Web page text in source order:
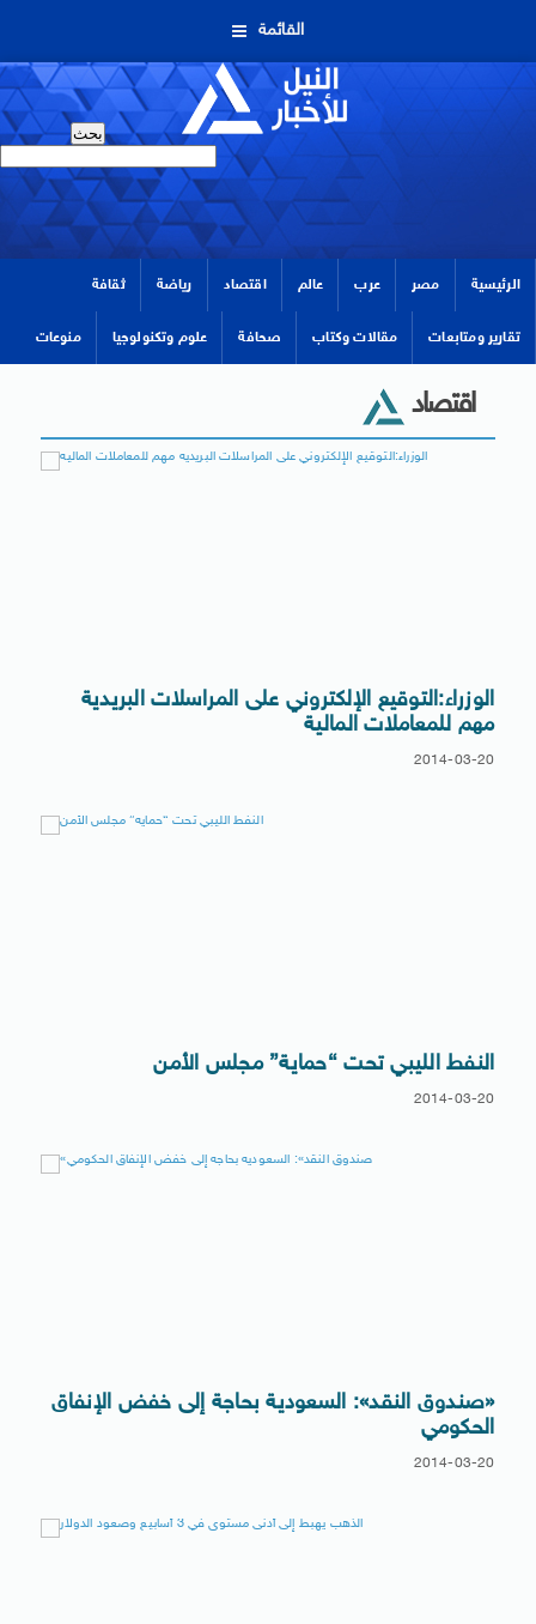
القائمة
الرئيسية مصر عرب عالم اقتصاد رياضة ثقافة
تقارير ومتابعات مقالات وكتاب صحافة علوم وتكنولوجيا منوعات
اقتصاد
الوزراء:التوقيع الإلكتروني على المراسلات البريدية
مهم للمعاملات المالية
2014-03-20
النفط الليبي تحت “حماية” مجلس الأمن
2014-03-20
«صندوق النقد»: السعودية بحاجة إلى خفض الإنفاق
الحكومي
2014-03-20